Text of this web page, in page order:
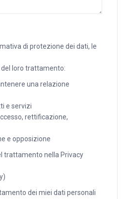
di protezione dei dati, le
loro trattamento:
una relazione
e servizi
rettificazione,
e opposizione
trattamento nella Privacy
dei miei dati personali